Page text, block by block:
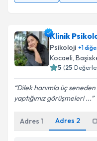
Klinik
Psikoloji +1
Kocaeli,
5 (25
Dilek hanımla üç
yaptığımız görüşmeleri ...
Adres 1 Adres 2